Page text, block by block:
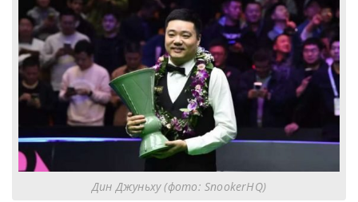
Дин Джуньху (фото: SnookerHQ)